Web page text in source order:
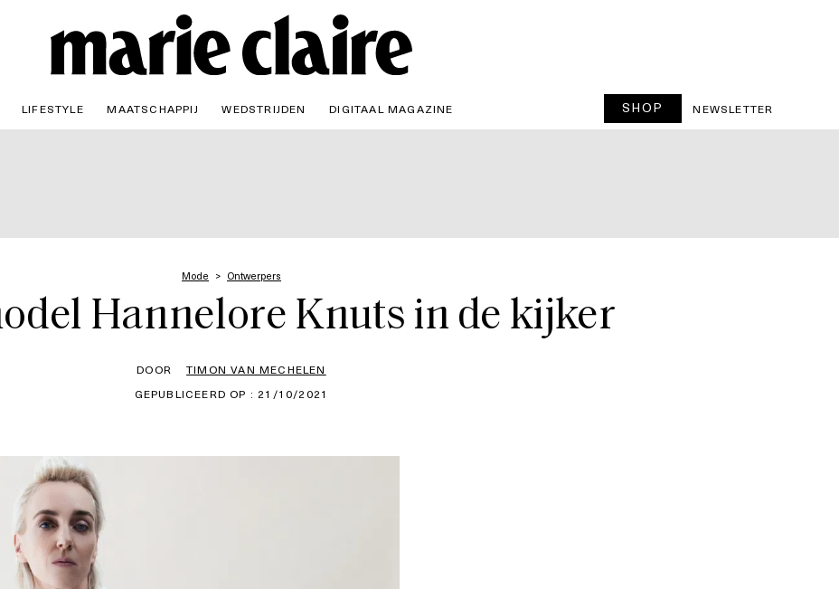
LIFESTYLE MAATSCHAPPIJ WEDSTRIJDEN DIGITAAL MAGAZINE SHOP NEWSLETTER
Mode Ontwerpers
Hannelore Knuts in de kijker
DOOR
TIMON VAN MECHELEN
GEPUBLICEERD OP : 21/10/2021